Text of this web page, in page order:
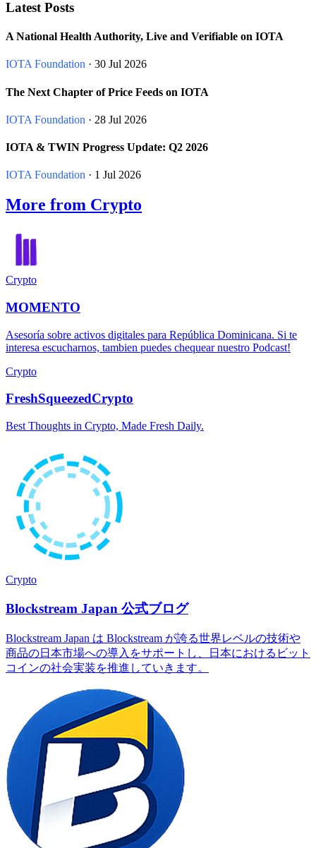
Latest Posts
A National Health Authority, Live and Verifiable on IOTA
IOTA Foundation · 30 Jul 2026
The Next Chapter of Price Feeds on IOTA
IOTA Foundation · 28 Jul 2026
IOTA & TWIN Progress Update: Q2 2026
IOTA Foundation · 1 Jul 2026
More from Crypto
Crypto
MOMENTO
Asesoría sobre activos digitales para República Dominicana. Si te
interesa escucharnos, tambien puedes chequear nuestro Podcast!
Crypto
FreshSqueezedCrypto
Best Thoughts in Crypto, Made Fresh Daily.
Crypto
Blockstream Japan 公式ブログ
Blockstream Japan は Blockstream が誇る世界レベルの技術や
商品の日本市場への導入をサポートし、日本におけるビット
コインの社会実装を推進していきます。